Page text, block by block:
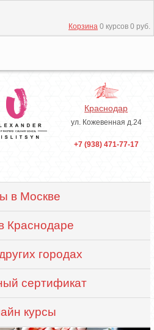
Корзина 0 курсов 0 руб.
Краснодар
ул. Кожевенная д.24
+7 (938) 471-77-17
в Москве
Краснодаре
городах
сертификат
курсы